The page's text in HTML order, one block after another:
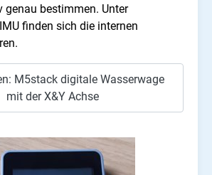
genau bestimmen. Unter
IMU finden sich die internen
M5stack digitale Wasserwage
mit der X&Y Achse